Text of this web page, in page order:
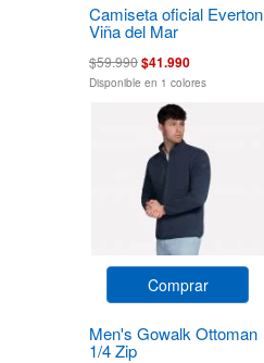
Camiseta oficial Everton
Viña del Mar
$59.990$41.990
Disponible en 1 colores
Comprar
Men's Gowalk Ottoman
1/4 Zip